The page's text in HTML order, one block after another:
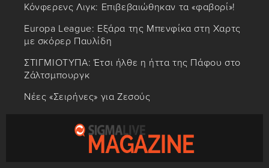
Κόνφερενς Λιγκ: Επιβεβαιώθηκαν τα «φαβορί»!
Europa League: Εξάρα της Μπενφίκα στη Χαρτς
με σκόρερ Παυλίδη
ΣΤΙΓΜΙΟΤΥΠΑ: Έτσι ήλθε η ήττα της Πάφου στο
Ζάλτσμπουργκ
Νέες «Σειρήνες» για Ζεσούς